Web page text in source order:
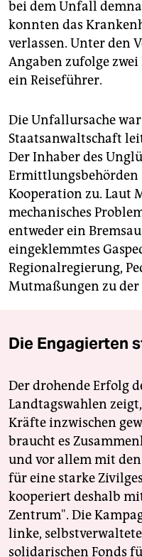
bei dem Unfall
konnten das
verlassen. Unter den
Angaben zufolge
ein Reiseführer.
Die Unfallursache
Staatsanwaltschaft
Der Inhaber des
Ermittlungsbehörden
Kooperation zu. Laut
mechanisches
entweder ein
eingeklemmtes
Regionalregierung,
Mutmaßungen zu der
Die Engagierten
Der drohende Erfolg
Landtagswahlen
Kräfte inzwischen
braucht es
und vor allem mit
für eine starke
kooperiert deshalb
Zentrum". Die
linke,
solidarischen Fonds